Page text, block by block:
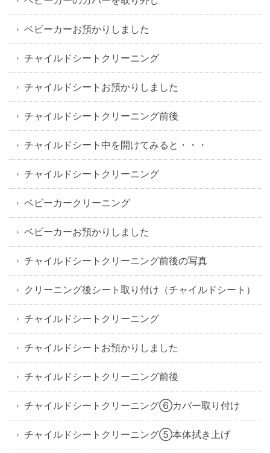
ベビーカーお預かりしました
チャイルドシートクリーニング
チャイルドシートお預かりしました
チャイルドシートクリーニング前後
チャイルドシート中を開けてみると・・・
チャイルドシートクリーニング
ベビーカークリーニング
ベビーカーお預かりしました
チャイルドシートクリーニング前後の写真
クリーニング後シート取り付け（チャイルドシート）
チャイルドシートクリーニング
チャイルドシートお預かりしました
チャイルドシートクリーニング前後
チャイルドシートクリーニング⑥カバー取り付け
チャイルドシートクリーニング⑤本体拭き上げ